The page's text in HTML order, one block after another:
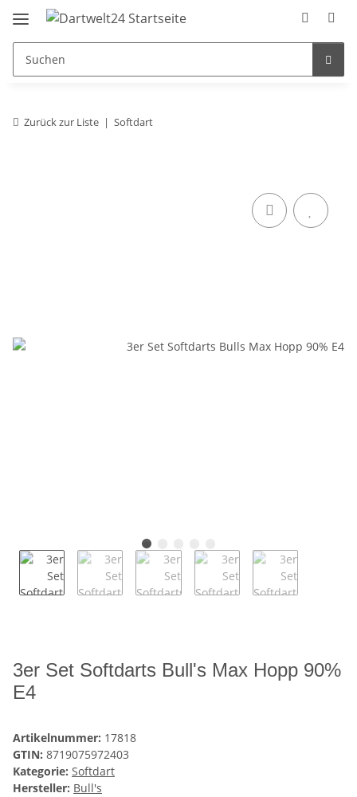
Zurück zur Liste Softdart
3er Set Softdarts Bull's Max Hopp 90%
E4
Artikelnummer: 17818
GTIN: 8719075972403
Kategorie: Softdart
Hersteller: Bull's